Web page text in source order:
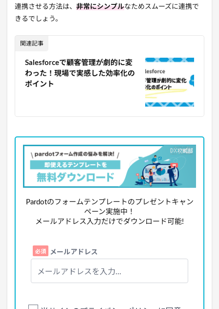
連携させる方法は、 非常にシンプルなためスムーズに連携で
きるでしょう。
関連記事
Salesforceで顧客管理が劇的に変
わった！現場で実感した効率化の
ポイント
Pardotのフォームテンプレートのプレゼントキャン
ペーン実施中！
メールアドレス入力だけでダウンロード可能!